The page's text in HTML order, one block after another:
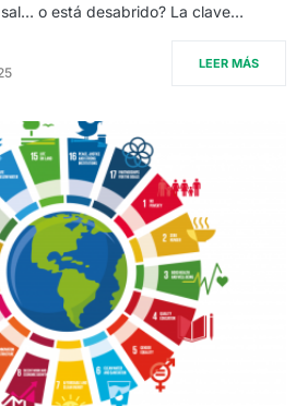
o está desabrido? La clave…
LEER MÁS